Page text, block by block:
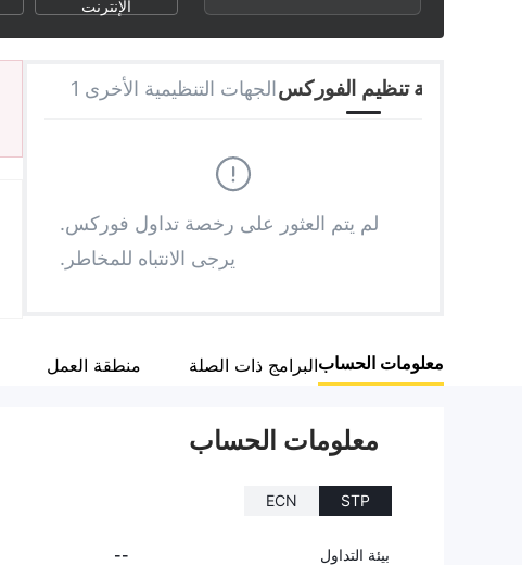
3
4
6
8
1
2
4
6
7
8
9
7
8
الإنترنت
هيئة تنظيم الفوركسالجهات التنظيمية الأخرى 1
لم يتم العثور على رخصة تداول فوركس.
يرجى الانتباه للمخاطر.
معلومات الحسابالبرامج ذات الصلة منطقة العمل
معلومات الحساب
STP
ECN
بيئة التداول --